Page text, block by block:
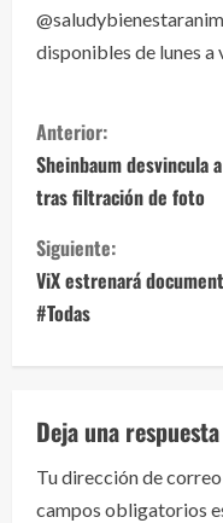
disponibles de lunes a
S
i
g
u
e
l
e
y
Anterior:
Sheinbaum desvincula
tras filtración de foto
Siguiente:
ViX estrenará
#Todas
Deja una respuesta
Tu dirección de
campos obligatorios